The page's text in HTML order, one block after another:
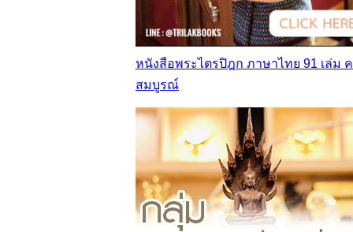
หนังสือพระไตรปิฎก ภาษาไทย 91 เล่ม
สมบูรณ์